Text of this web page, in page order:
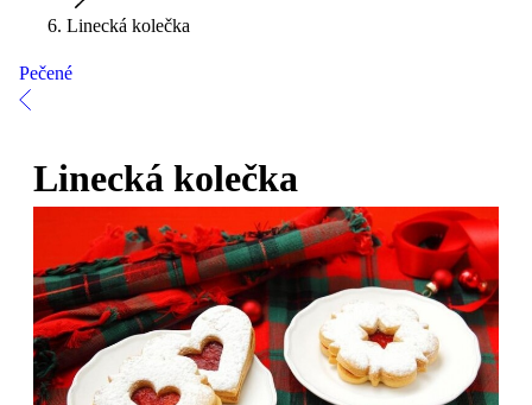
Linecká kolečka
Pečené
Linecká kolečka